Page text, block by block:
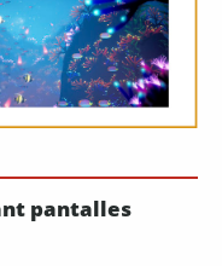
pantalles